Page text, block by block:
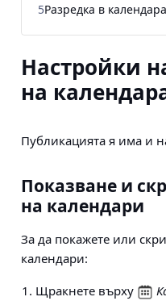
Настройки
на
Публикацията я има и
Показване и
на календари
За да покажете или
календари:
Щракнете върху
5Разредка в календара